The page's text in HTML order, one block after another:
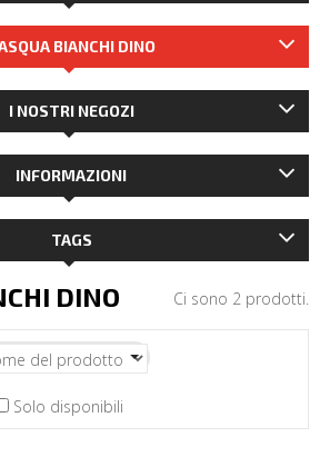
BIANCHI DINO
I NOSTRI NEGOZI
INFORMAZIONI
TAGS
DINO Ci sono 2 prodotti.
Solo disponibili